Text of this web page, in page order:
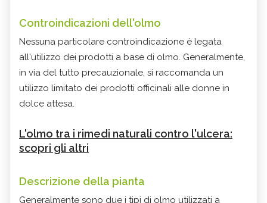
Controindicazioni dell'olmo
Nessuna particolare controindicazione è legata
all'utilizzo dei prodotti a base di olmo. Generalmente,
in via del tutto precauzionale, si raccomanda un
utilizzo limitato dei prodotti officinali alle donne in
dolce attesa.
L'olmo tra i rimedi naturali contro l'ulcera:
scopri gli altri
Descrizione della pianta
Generalmente sono due i tipi di olmo utilizzati a